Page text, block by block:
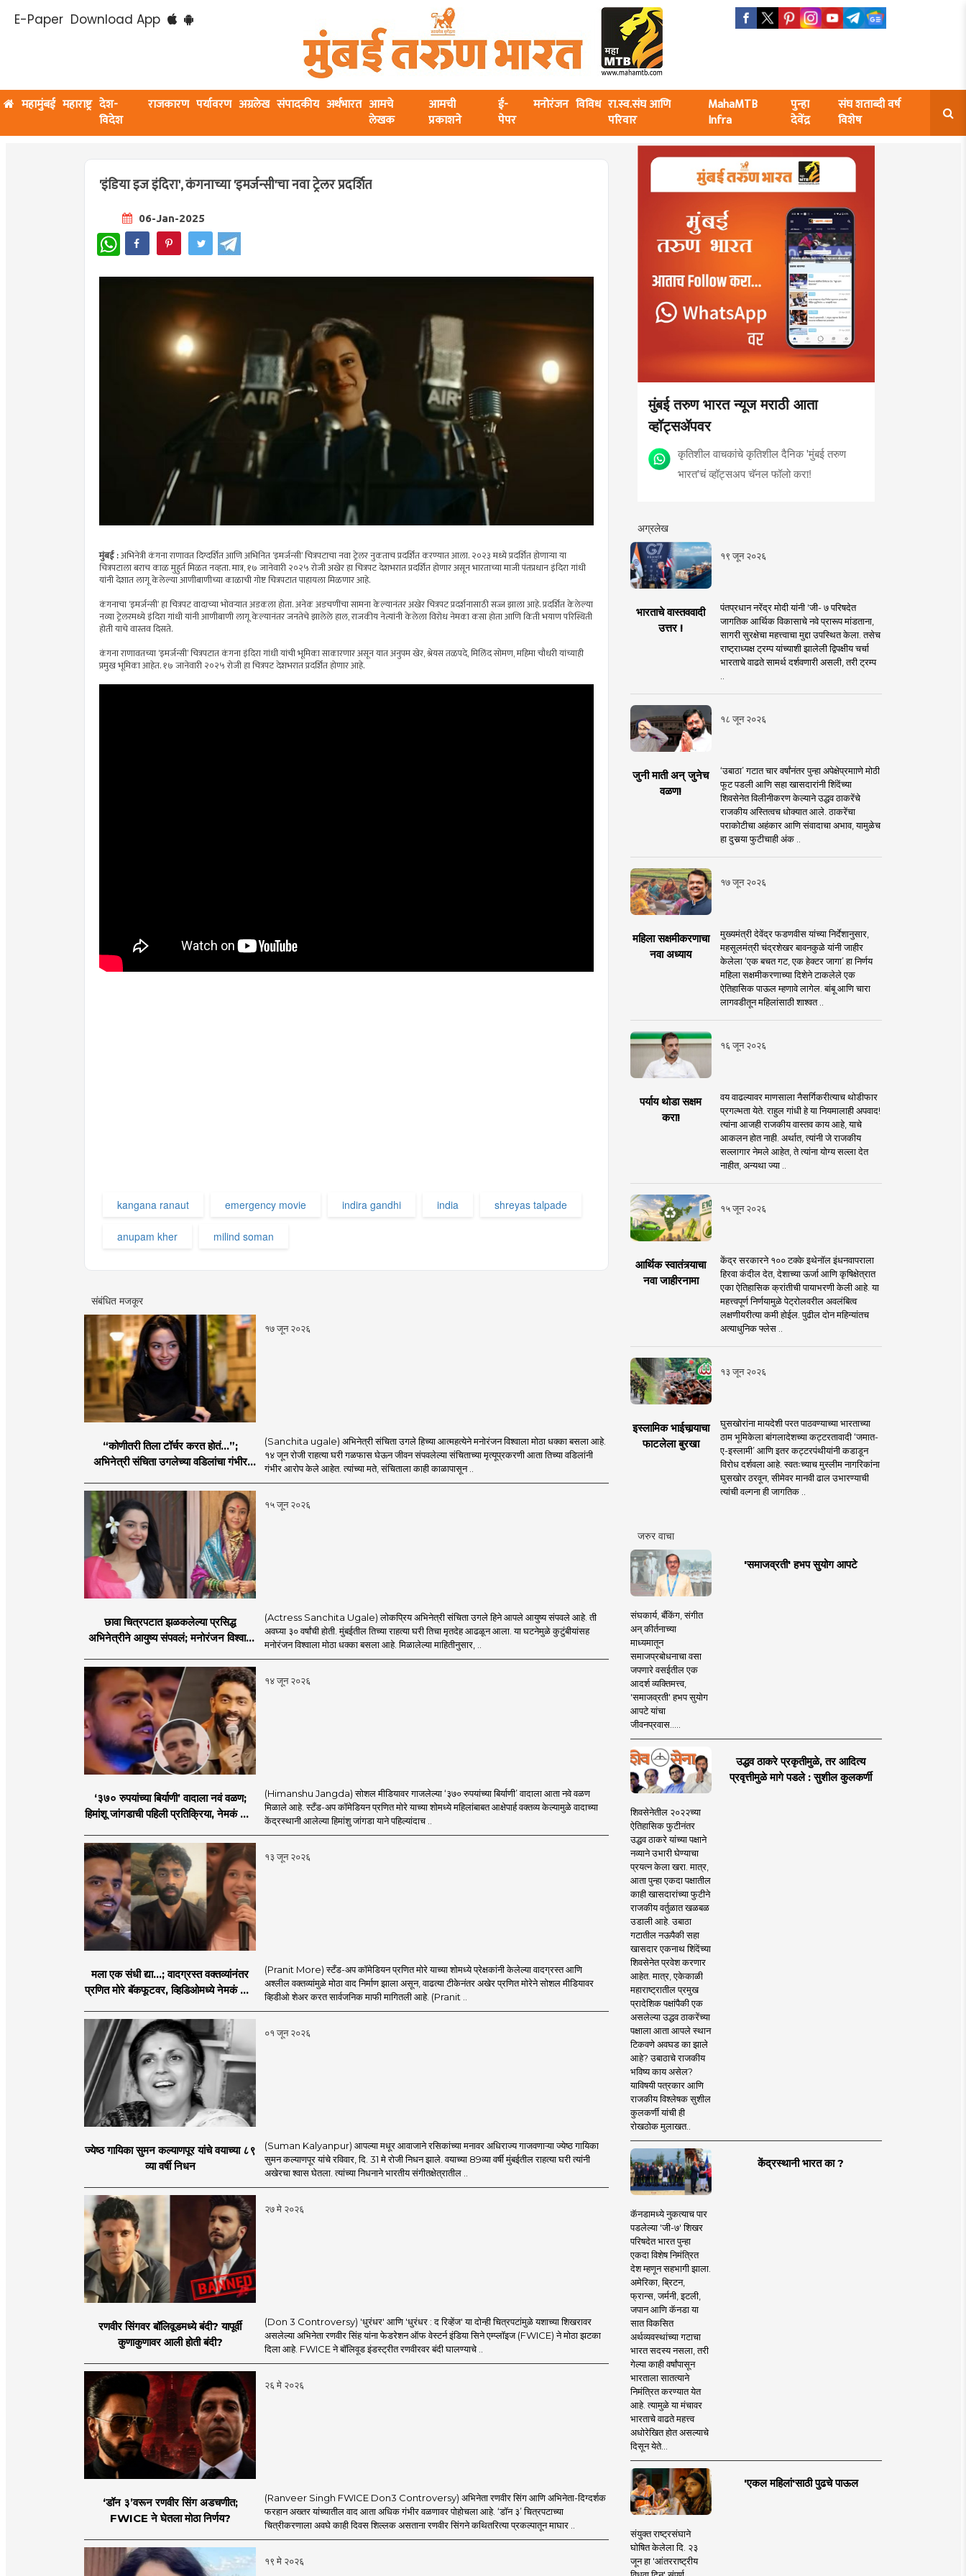
E-Paper Download App
महामुंबई महाराष्ट्र देश-
विदेश
राजकारण पर्यावरण अग्रलेख संपादकीय अर्थभारत आमचे
लेखक
आमची
प्रकाशने
ई-
पेपर
मनोरंजन विविध रा.स्व.संघ आणि
परिवार
MahaMTB
Infra
पुन्हा
देवेंद्र
संघ शताब्दी वर्ष
विशेष
'इंडिया इज इंदिरा', कंगनाच्या 'इमर्जन्सी'चा नवा ट्रेलर प्रदर्शित
06-Jan-2025
WhatsApp
मुंबई :अभिनेत्री कंगना राणावत दिग्दर्शित आणि अभिनित ‘इमर्जन्सी’ चित्रपटाचा नवा ट्रेलर नुकताच प्रदर्शित करण्यात आला. २०२३ मध्ये प्रदर्शित होणाऱ्या या
चित्रपटाला बराच काळ मुहुर्त मिळत नव्हता. मात्र, १७ जानेवारी २०२५ रोजी अखेर हा चित्रपट देशभरात प्रदर्शित होणार असून भारताच्या माजी पंतप्रधान इंदिरा गांधी
यांनी देशात लागू केलेल्या आणीबाणीच्या काळाची गोष्ट चित्रपटात पाहायला मिळणार आहे.
कंगनाचा ‘इमर्जन्सी’ हा चित्रपट वादाच्या भोवऱ्यात अडकला होता. अनेक अडचणींचा सामना केल्यानंतर अखेर चित्रपट प्रदर्शनासाठी सज्ज झाला आहे. प्रदर्शित केलेल्या
नव्या ट्रेलरमध्ये इंदिरा गांधी यांनी आणीबाणी लागू केल्यानंतर जनतेचे झालेले हाल, राजकीय नेत्यांनी केलेला विरोध नेमका कसा होता आणि किती भयाण परिस्थिती
होती याचे वास्तव दिसते.
कंगना राणावतच्या ‘इमर्जन्सी’ चित्रपटात कंगना इंदिरा गांधी यांची भूमिका साकारणार असून यात अनुपम खेर, श्रेयस तळपदे, मिलिंद सोमण, महिमा चौधरी यांच्याही
प्रमुख भूमिका आहेत. १७ जानेवारी २०२५ रोजी हा चित्रपट देशभरात प्रदर्शित होणार आहे.
kangana ranaut emergency movie indira gandhi india shreyas talpade
anupam kher milind soman
संबंधित मजकूर
१७ जून २०२६
“कोणीतरी तिला टॉर्चर करत होतं...”;
अभिनेत्री संचिता उगलेच्या वडिलांचा गंभीर
(Sanchita ugale) अभिनेत्री संचिता उगले हिच्या आत्महत्येने मनोरंजन विश्वाला मोठा धक्का बसला आहे.
१४ जून रोजी राहत्या घरी गळफास घेऊन जीवन संपवलेल्या संचिताच्या मृत्यूप्रकरणी आता तिच्या वडिलांनी
गंभीर आरोप केले आहेत. त्यांच्या मते, संचिताला काही काळापासून ..
१५ जून २०२६
छावा चित्रपटात झळकलेल्या प्रसिद्ध
अभिनेत्रीने आयुष्य संपवलं; मनोरंजन विश्वात
(Actress Sanchita Ugale) लोकप्रिय अभिनेत्री संचिता उगले हिने आपले आयुष्य संपवले आहे. ती
अवघ्या ३० वर्षांची होती. मुंबईतील तिच्या राहत्या घरी तिचा मृतदेह आढळून आला. या घटनेमुळे कुटुंबीयांसह
मनोरंजन विश्वाला मोठा धक्का बसला आहे. मिळालेल्या माहितीनुसार, ..
१४ जून २०२६
‘३७० रुपयांच्या बिर्याणी’ वादाला नवं वळण;
हिमांशू जांगडाची पहिली प्रतिक्रिया, नेमकं काय
(Himanshu Jangda) सोशल मीडियावर गाजलेल्या ‘३७० रुपयांच्या बिर्याणी’ वादाला आता नवे वळण
मिळाले आहे. स्टँड-अप कॉमेडियन प्रणित मोरे याच्या शोमध्ये महिलांबाबत आक्षेपार्ह वक्तव्य केल्यामुळे वादाच्या
केंद्रस्थानी आलेल्या हिमांशु जांगडा याने पहिल्यांदाच ..
१३ जून २०२६
मला एक संधी द्या...; वादग्रस्त वक्तव्यांनंतर
प्रणित मोरे बॅकफूटवर, व्हिडिओमध्ये नेमकं काय
(Pranit More) स्टँड-अप कॉमेडियन प्रणित मोरे याच्या शोमध्ये प्रेक्षकांनी केलेल्या वादग्रस्त आणि
अश्लील वक्तव्यांमुळे मोठा वाद निर्माण झाला असून, वाढत्या टीकेनंतर अखेर प्रणित मोरेने सोशल मीडियावर
व्हिडीओ शेअर करत सार्वजनिक माफी मागितली आहे. (Pranit ..
०१ जून २०२६
ज्येष्ठ गायिका सुमन कल्याणपूर यांचे वयाच्या ८९
व्या वर्षी निधन
(Suman Kalyanpur) आपल्या मधूर आवाजाने रसिकांच्या मनावर अधिराज्य गाजवणाऱ्या ज्येष्ठ गायिका
सुमन कल्याणपूर यांचे रविवार, दि. 31 मे रोजी निधन झाले. वयाच्या 89व्या वर्षी मुंबईतील राहत्या घरी त्यांनी
अखेरचा श्वास घेतला. त्यांच्या निधनाने भारतीय संगीतक्षेत्रातील ..
२७ मे २०२६
रणवीर सिंगवर बॉलिवूडमध्ये बंदी? यापूर्वी
कुणाकुणावर आली होती बंदी?
(Don 3 Controversy) 'धुरंधर' आणि 'धुरंधर : द रिव्हेंज' या दोन्ही चित्रपटांमुळे यशाच्या शिखरावर
असलेल्या अभिनेता रणवीर सिंह यांना फेडरेशन ऑफ वेस्टर्न इंडिया सिने एम्प्लॉइज (FWICE) ने मोठा झटका
दिला आहे. FWICE ने बॉलिवूड इंडस्ट्रीत रणवीरवर बंदी घालण्याचे ..
२६ मे २०२६
‘डॉन ३’वरून रणवीर सिंग अडचणीत;
FWICE ने घेतला मोठा निर्णय?
(Ranveer Singh FWICE Don3 Controversy) अभिनेता रणवीर सिंग आणि अभिनेता-दिग्दर्शक
फरहान अख्तर यांच्यातील वाद आता अधिक गंभीर वळणावर पोहोचला आहे. ‘डॉन ३’ चित्रपटाच्या
चित्रीकरणाला अवघे काही दिवस शिल्लक असताना रणवीर सिंगने कथितरित्या प्रकल्पातून माघार ..
१९ मे २०२६
मुंबई तरुण भारत न्यूज मराठी आता
व्हॉट्सॲपवर
कृतिशील वाचकांचे कृतिशील दैनिक 'मुंबई तरुण
भारत'चं व्हॉट्सअप चॅनल फॉलो करा!
अग्रलेख
१९ जून २०२६
भारताचे वास्तववादी
उत्तर !
पंतप्रधान नरेंद्र मोदी यांनी 'जी- ७ परिषदेत
जागतिक आर्थिक विकासाचे नवे प्रारूप मांडताना,
सागरी सुरक्षेचा महत्त्वाचा मुद्दा उपस्थित केला. तसेच
राष्ट्राध्यक्ष ट्रम्प यांच्याशी झालेली द्विपक्षीय चर्चा
भारताचे वाढते सामर्थ दर्शवणारी असली, तरी ट्रम्प
१८ जून २०२६
जुनी माती अन् जुनेच
वळण!
‘उबाठा’ गटात चार वर्षांनंतर पुन्हा अपेक्षेप्रमााणे मोठी
फूट पडली आणि सहा खासदारांनी शिंदेंच्या
शिवसेनेत विलीनीकरण केल्याने उद्धव ठाकरेंचे
राजकीय अस्तित्वच धोक्यात आले. ठाकरेंचा
पराकोटीचा अहंकार आणि संवादाचा अभाव, यामुळेच
हा दुसर्‍या फुटीचाही अंक ..
१७ जून २०२६
महिला सक्षमीकरणाचा
नवा अध्याय
मुख्यमंत्री देवेंद्र फडणवीस यांच्या निर्देशानुसार,
महसूलमंत्री चंद्रशेखर बावनकुळे यांनी जाहीर
केलेला ‘एक बचत गट, एक हेक्टर जागा’ हा निर्णय
महिला सक्षमीकरणाच्या दिशेने टाकलेले एक
ऐतिहासिक पाऊल म्हणावे लागेल. बांबू आणि चारा
लागवडीतून महिलांसाठी शाश्वत ..
१६ जून २०२६
पर्याय थोडा सक्षम
करा!
वय वाढल्यावर माणसाला नैसर्गिकरीत्याच थोडीफार
प्रगल्भता येते. राहुल गांधी हे या नियमालाही अपवाद!
त्यांना आजही राजकीय वास्तव काय आहे, याचे
आकलन होत नाही. अर्थात, त्यांनी जे राजकीय
सल्लागार नेमले आहेत, ते त्यांना योग्य सल्ला देत
नाहीत, अन्यथा ज्या ..
१५ जून २०२६
आर्थिक स्वातंत्र्याचा
नवा जाहीरनामा
केंद्र सरकारने १०० टक्के इथेनॉल इंधनवापराला
हिरवा कंदील देत, देशाच्या ऊर्जा आणि कृषिक्षेत्रात
एका ऐतिहासिक क्रांतीची पायाभरणी केली आहे. या
महत्त्वपूर्ण निर्णयामुळे पेट्रोलवरील अवलंबित्व
लक्षणीयरीत्या कमी होईल. पुढील दोन महिन्यांतच
अत्याधुनिक फ्लेस ..
१३ जून २०२६
इस्लामिक भाईचार्‍याचा
फाटलेला बुरखा
घुसखोरांना मायदेशी परत पाठवण्याच्या भारताच्या
ठाम भूमिकेला बांगलादेशच्या कट्टरतावादी ‘जमात-
ए-इस्लामी’ आणि इतर कट्टरपंथीयांनी कडाडून
विरोध दर्शवला आहे. स्वतःच्याच मुस्लीम नागरिकांना
घुसखोर ठरवून, सीमेवर मानवी ढाल उभारण्याची
त्यांची वल्गना ही जागतिक ..
जरुर वाचा
'समाजव्रती' हभप सुयोग आपटे
संघकार्य, बँकिंग, संगीत
अन् कीर्तनाच्या
माध्यमातून
समाजप्रबोधनाचा वसा
जपणारे वसईतील एक
आदर्श व्यक्तिमत्त्व,
'समाजव्रती' हभप सुयोग
आपटे यांचा
जीवनप्रवास.....
उद्धव ठाकरे प्रकृतीमुळे, तर आदित्य
प्रवृत्तीमुळे मागे पडले : सुशील कुलकर्णी
शिवसेनेतील २०२२च्या
ऐतिहासिक फुटीनंतर
उद्धव ठाकरे यांच्या पक्षाने
नव्याने उभारी घेण्याचा
प्रयत्न केला खरा. मात्र,
आता पुन्हा एकदा पक्षातील
काही खासदारांच्या फुटीने
राजकीय वर्तुळात खळबळ
उडाली आहे. उबाठा
गटातील नऊपैकी सहा
खासदार एकनाथ शिंदेंच्या
शिवसेनेत प्रवेश करणार
आहेत. मात्र, एकेकाळी
महाराष्ट्रातील प्रमुख
प्रादेशिक पक्षांपैकी एक
असलेल्या उद्धव ठाकरेंच्या
पक्षाला आता आपले स्थान
टिकवणे अवघड का झाले
आहे? उबाठाचे राजकीय
भविष्य काय असेल?
याविषयी पत्रकार आणि
राजकीय विश्लेषक सुशील
कुलकर्णी यांची ही
रोखठोक मुलाखत..
केंद्रस्थानी भारत का ?
कॅनडामध्ये नुकत्याच पार
पडलेल्या 'जी-७' शिखर
परिषदेत भारत पुन्हा
एकदा विशेष निमंत्रित
देश म्हणून सहभागी झाला.
अमेरिका, ब्रिटन,
फ्रान्स, जर्मनी, इटली,
जपान आणि कॅनडा या
सात विकसित
अर्थव्यवस्थांच्या गटाचा
भारत सदस्य नसला, तरी
गेल्या काही वर्षांपासून
भारताला सातत्याने
निमंत्रित करण्यात येत
आहे. त्यामुळे या मंचावर
भारताचे वाढते महत्त्व
अधोरेखित होत असल्याचे
दिसून येते...
'एकल महिलां'साठी पुढचे पाऊल
संयुक्त राष्ट्रसंघाने
घोषित केलेला दि. २३
जून हा 'आंतरराष्ट्रीय